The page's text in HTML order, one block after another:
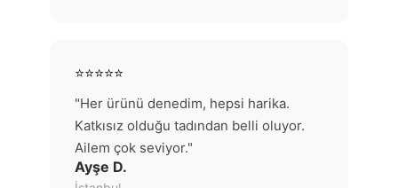
⭐⭐⭐⭐⭐
"Her ürünü denedim, hepsi harika.
Katkısız olduğu tadından belli oluyor.
Ailem çok seviyor."
Ayşe D.